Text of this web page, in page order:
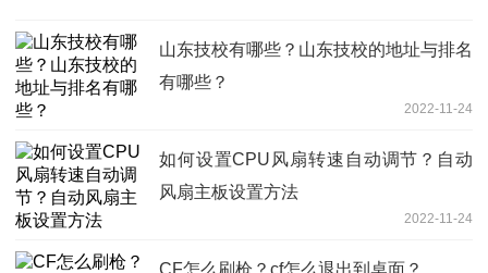
山东技校有哪些？山东技校的地址与排名
有哪些？
2022-11-24
如何设置CPU风扇转速自动调节？自动
风扇主板设置方法
2022-11-24
CF怎么刷枪？cf怎么退出到桌面？